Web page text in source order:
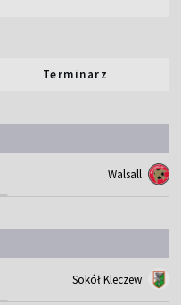
Terminarz
Walsall
Sokół Kleczew